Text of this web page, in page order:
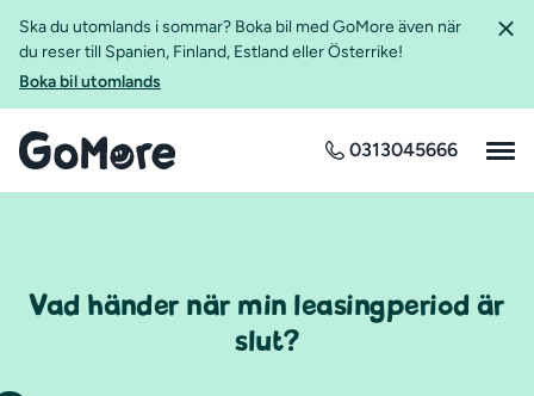
Ska du utomlands i sommar? Boka bil med GoMore även när
du reser till Spanien, Finland, Estland eller Österrike!
Boka bil utomlands
0313045666
Vad händer när min leasingperiod är
slut?